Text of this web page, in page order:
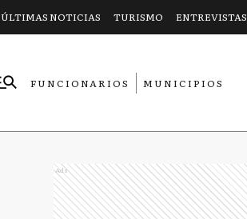
ÚLTIMAS NOTICIAS TURISMO ENTREVISTAS
FUNCIONARIOS
MUNICIPIOS
Ads